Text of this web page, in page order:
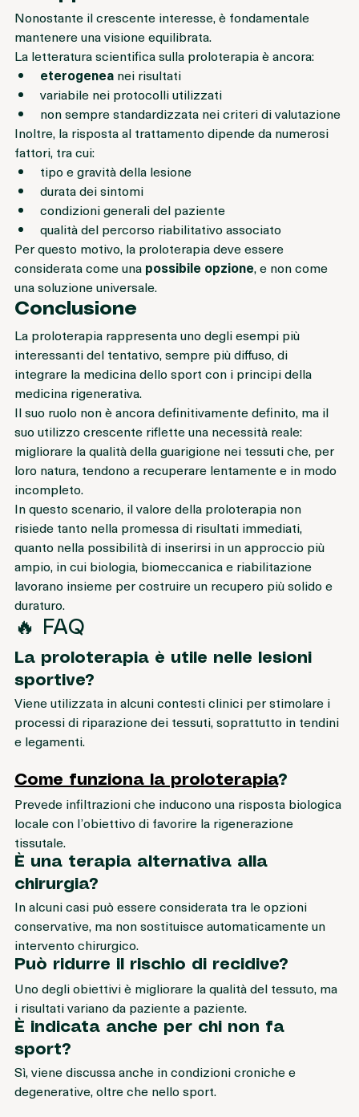
un approccio critico
Nonostante il crescente interesse, è fondamentale
mantenere una visione equilibrata.
La letteratura scientifica sulla proloterapia è ancora:
eterogenea nei risultati
variabile nei protocolli utilizzati
non sempre standardizzata nei criteri di valutazione
Inoltre, la risposta al trattamento dipende da numerosi
fattori, tra cui:
tipo e gravità della lesione
durata dei sintomi
condizioni generali del paziente
qualità del percorso riabilitativo associato
Per questo motivo, la proloterapia deve essere
considerata come una possibile opzione
una soluzione universale.
Conclusione
La proloterapia rappresenta uno degli esempi più
interessanti del tentativo, sempre più diffuso, di
integrare la medicina dello sport con i principi della
medicina rigenerativa.
Il suo ruolo non è ancora definitivamente definito, ma il
suo utilizzo crescente riflette una necessità reale:
migliorare la qualità della guarigione nei tessuti che, per
loro natura, tendono a recuperare lentamente e in modo
incompleto.
In questo scenario, il valore della proloterapia non
risiede tanto nella promessa di risultati immediati,
quanto nella possibilità di inserirsi in un approccio più
ampio, in cui biologia, biomeccanica e riabilitazione
lavorano insieme per costruire un recupero più solido e
duraturo.
🔥 FAQ
La proloterapia è utile nelle lesioni
sportive?
Viene utilizzata in alcuni contesti clinici per stimolare i
processi di riparazione dei tessuti, soprattutto in tendini
Come funziona la proloterapia?
Prevede infiltrazioni che inducono una risposta biologica
locale con l’obiettivo di favorire la rigenerazione
tissutale.
È una terapia alternativa alla
chirurgia?
In alcuni casi può essere considerata tra le opzioni
conservative, ma non sostituisce automaticamente un
intervento chirurgico.
Può ridurre il rischio di recidive?
Uno degli obiettivi è migliorare la qualità del tessuto, ma
i risultati variano da paziente a paziente.
È indicata anche per chi non fa
sport?
Sì, viene discussa anche in condizioni croniche e